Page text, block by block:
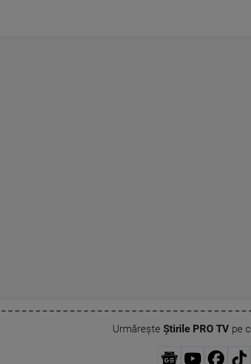
Urmărește Știrile PRO TVpe